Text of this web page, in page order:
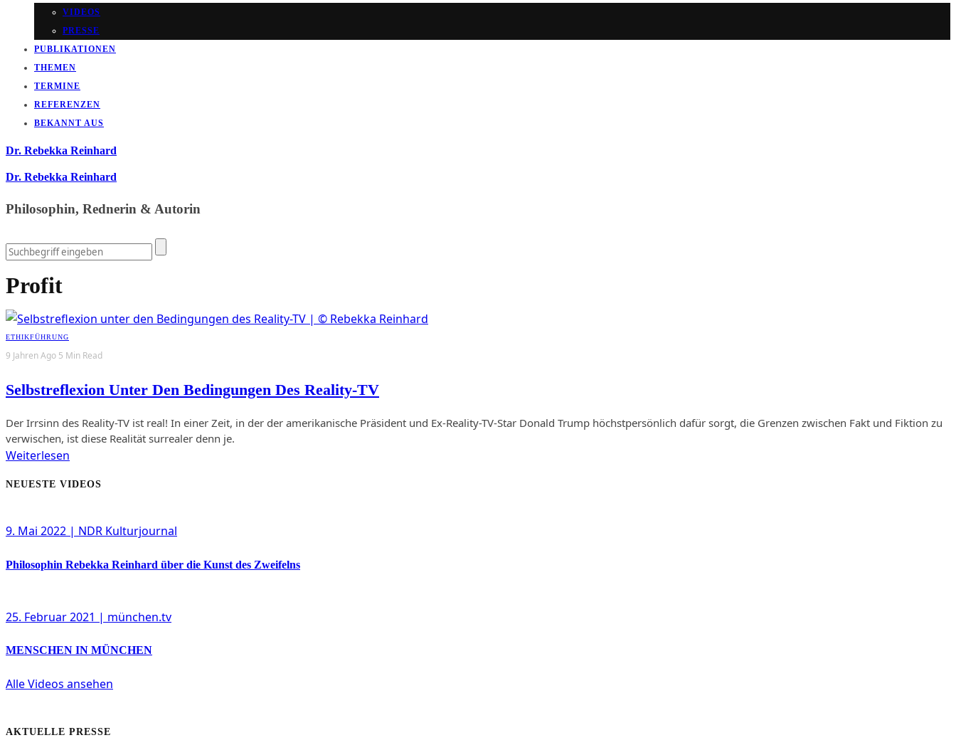
VIDEOS
PRESSE
PUBLIKATIONEN
THEMEN
TERMINE
REFERENZEN
BEKANNT AUS
Dr. Rebekka Reinhard
Dr. Rebekka Reinhard
Philosophin, Rednerin & Autorin
Profit
ETHIKFÜHRUNG
9 Jahren Ago 5 Min Read
Selbstreflexion Unter Den Bedingungen Des Reality-TV
Der Irrsinn des Reality-TV ist real! In einer Zeit, in der der amerikanische Präsident und Ex-Reality-TV-Star Donald Trump höchstpersönlich dafür sorgt, die Grenzen zwischen Fakt und Fiktion zu
verwischen, ist diese Realität surrealer denn je.
Weiterlesen
NEUESTE VIDEOS
9. Mai 2022 | NDR Kulturjournal
Philosophin Rebekka Reinhard über die Kunst des Zweifelns
25. Februar 2021 | münchen.tv
MENSCHEN IN MÜNCHEN
Alle Videos ansehen
AKTUELLE PRESSE